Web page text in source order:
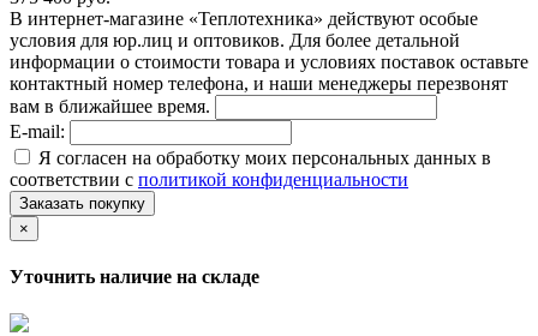
В интернет-магазине «Теплотехника» действуют особые
условия для юр.лиц и оптовиков. Для более детальной
информации о стоимости товара и условиях поставок оставьте
контактный номер телефона, и наши менеджеры перезвонят
вам в ближайшее время.
E-mail:
Я согласен на обработку моих персональных данных в
соответствии с политикой конфиденциальности
Заказать покупку
×
Уточнить наличие на складе